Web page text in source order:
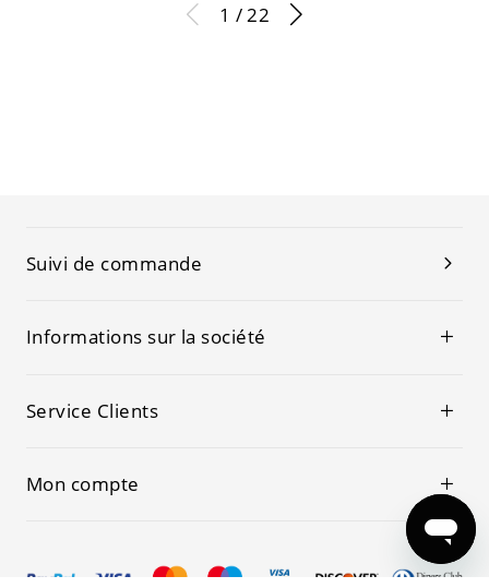
1 / 22
Suivi de commande
Informations sur la société
Service Clients
Mon compte